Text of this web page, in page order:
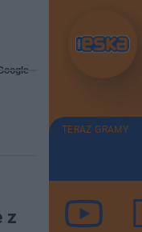
z
TERAZ GRAMY